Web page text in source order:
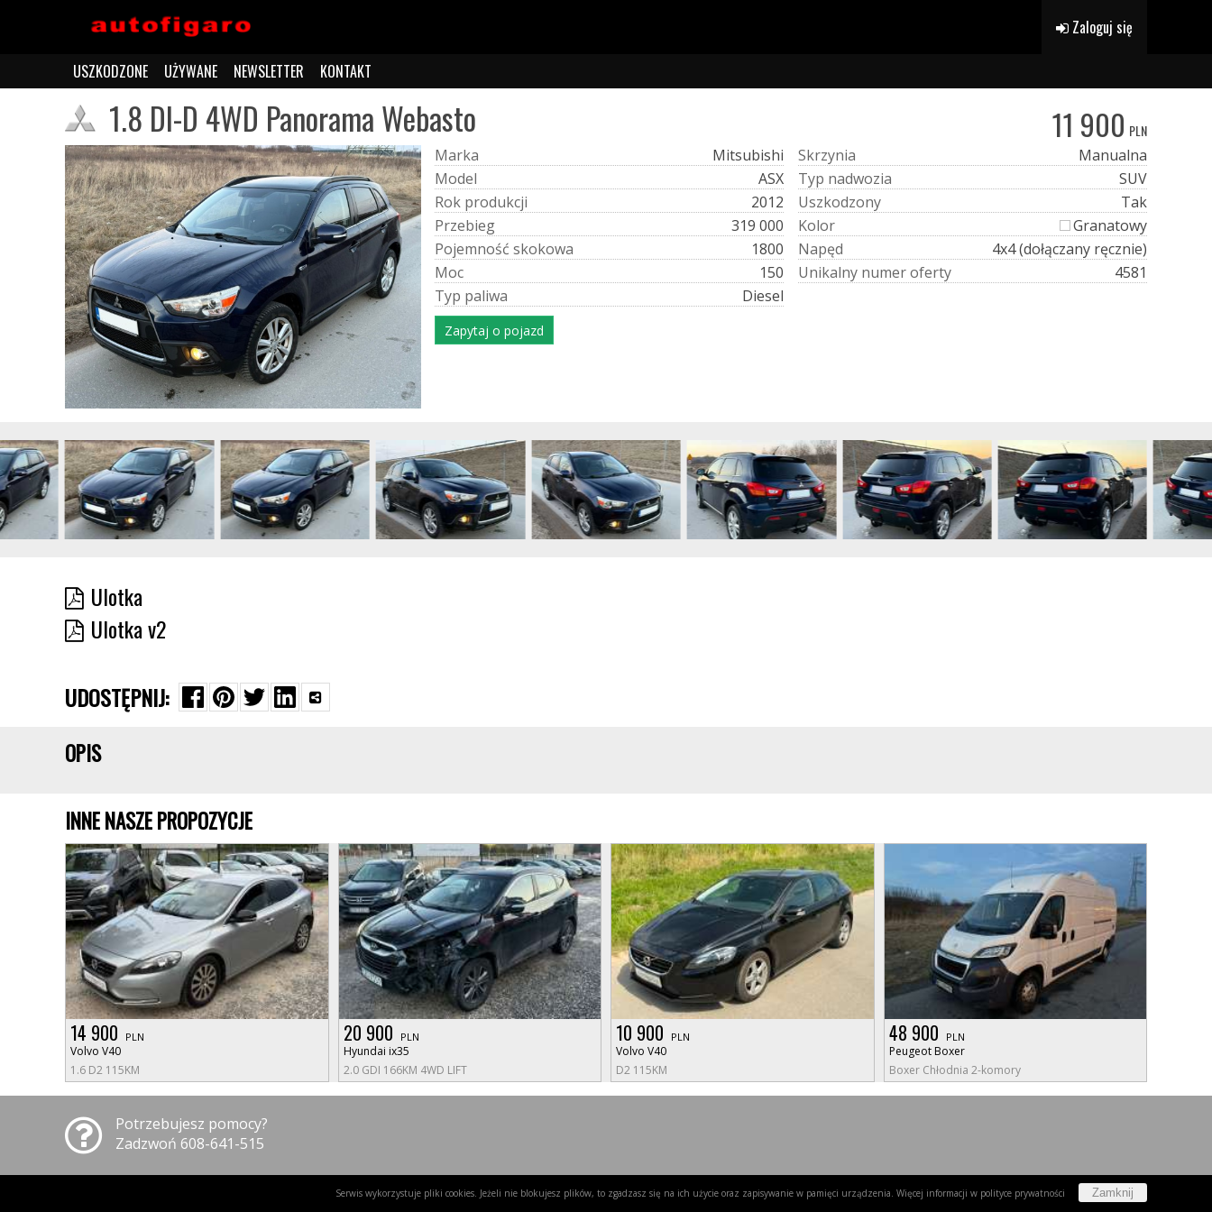
Zaloguj się
USZKODZONE UŻYWANE NEWSLETTER KONTAKT
1.8 DI-D 4WD Panorama Webasto 11 900 PLN
Marka
Mitsubishi
Model
ASX
Rok produkcji
2012
Przebieg
319 000
Pojemność skokowa
1800
Moc
150
Typ paliwa Diesel
Skrzynia
Manualna
Typ nadwozia
SUV
Uszkodzony
Tak
Kolor
Granatowy
Napęd
4x4 (dołączany ręcznie)
Unikalny numeroferty 4581
Zapytaj o pojazd
Ulotka
Ulotka v2
UDOSTĘPNIJ:
OPIS
INNE NASZE PROPOZYCJE
14 900 PLN
Volvo V40
1.6 D2 115KM
20 900 PLN
Hyundai ix35
2.0 GDI 166KM 4WD LIFT
10 900 PLN
Volvo V40
D2 115KM
48 900 PLN
Peugeot Boxer
Boxer Chłodnia 2-komory
Potrzebujesz pomocy?
Zadzwoń 608-641-515
Serwis wykorzystuje pliki cookies. Jeżeli nie blokujesz plików, to zgadzasz się na ich użycie oraz zapisywanie w pamięci urządzenia. Więcej informacji w polityce prywatności Zamknij